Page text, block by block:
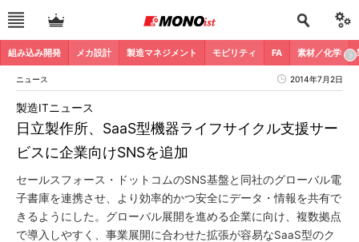
組み込み開発 メカ設計 製造マネジメント モビリティ FA 素材／化学
ニュース 2014年7月2日
日立製作所、SaaS型機器ライフサイクル支援サー
ビスに企業向けSNSを追加
製造ITニュース
セールスフォース・ドットコムのSNS基盤と同社のグローバル電
子書庫を連携させ、より効率的かつ安全にデータ・情報を共有で
きるようにした。グローバル展開を進める企業に向け、複数拠点
で導入しやすく、事業展開に合わせた拡張が容易なSaaS型のク